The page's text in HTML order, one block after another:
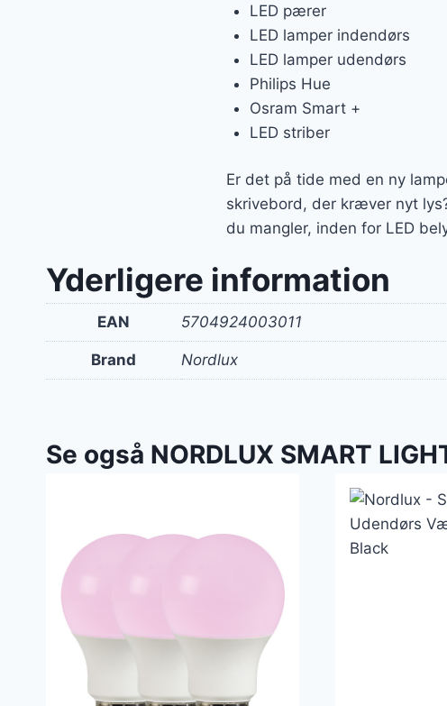
LED pærer
LED lamper indendørs
LED lamper udendørs
Philips Hue
Osram Smart +
LED striber
Er det på tide med en ny
skrivebord, der kræver nyt
du mangler, inden for LED
Yderligere information
EAN 5704924003011
Brand Nordlux
Se også NORDLUX SMART